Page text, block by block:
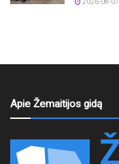
2026-08-07
Apie Žemaitijos gidą